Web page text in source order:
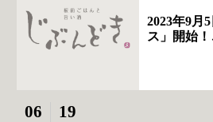
2023年9月
ス」開始
06 19